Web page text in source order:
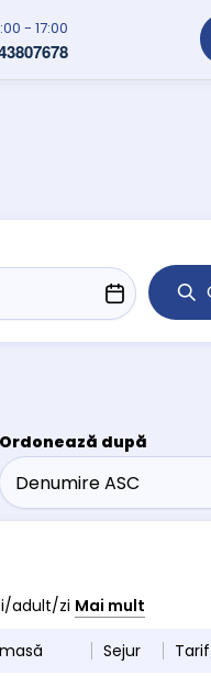
- 17:00
Ordonează după
adult/zi Mai mult
Sejur